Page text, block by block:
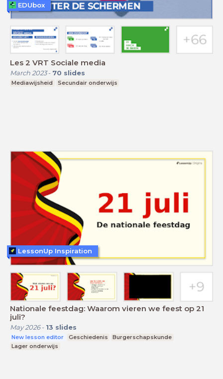
Les 2 VRT Sociale media
March 2023- 70 slides
Mediawijsheid Secundair onderwijs
EDUbox
Nationale feestdag: Waarom vieren we feest op 21
juli?
May 2026- 13 slides
New lesson editor Geschiedenis
Burgerschapskunde
Lager onderwijs
LessonUp Inspiration